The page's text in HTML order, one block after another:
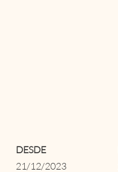
DESDE
21/12/2023